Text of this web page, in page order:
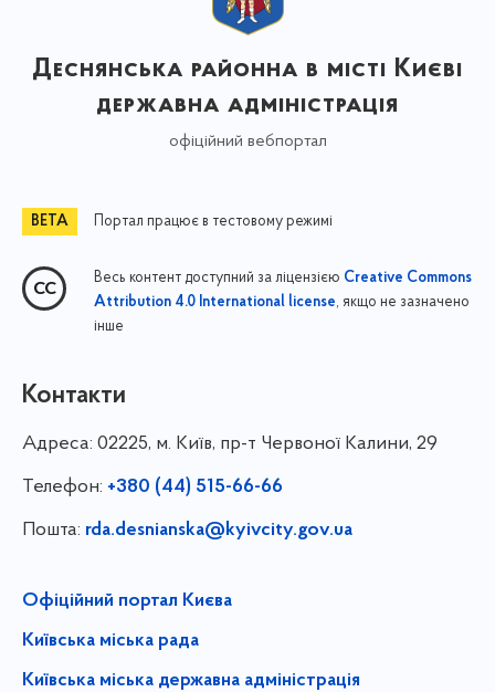
Деснянська районна в місті Києві
державна адміністрація
офіційний вебпортал
Портал працює в тестовому режимі
Весь контент доступний за ліцензією Creative Commons
Attribution 4.0 International license, якщо не зазначено
інше
Контакти
Адреса: 02225, м. Київ, пр-т Червоної Калини, 29
Телефон: +380 (44) 515-66-66
Пошта: rda.desnianska@kyivcity.gov.ua
Офіційний портал Києва
Київська міська рада
Київська міська державна адміністрація